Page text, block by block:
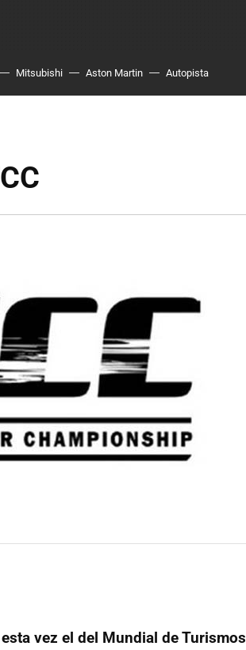
Mitsubishi Aston Martin Autopista
vez el del Mundial de Turismos